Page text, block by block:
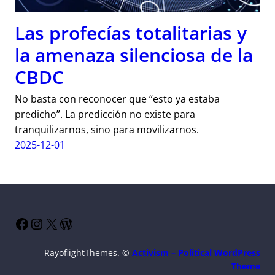
Las profecías totalitarias y
la amenaza silenciosa de la
CBDC
No basta con reconocer que “esto ya estaba
predicho”. La predicción no existe para
tranquilizarnos, sino para movilizarnos.
2025-12-01
Facebook Instagram X WordPress
RayoflightThemes. © Activism – Political WordPress
Theme